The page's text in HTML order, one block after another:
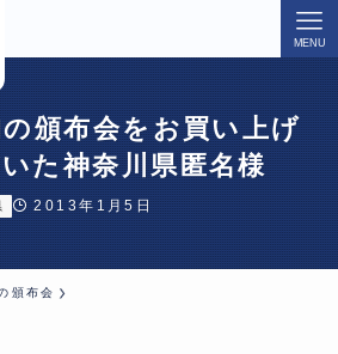
MENU
頒布会をお買い上げ
た神奈川県匿名様
2013年1月5日
頒布会